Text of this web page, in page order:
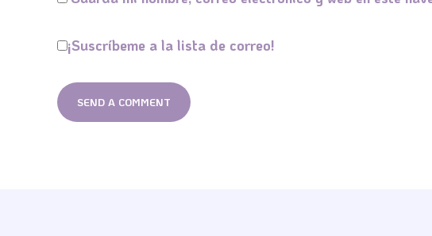
¡Suscríbeme a la lista de correo!